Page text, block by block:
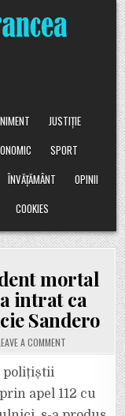
JUSTIȚIE
SPORT
ÎNVĂȚĂMÂNT
OPINII
COOKIES
mortal
intrat ca
Sandero
A COMMENTON
VIDEO
LA
TULNICI.
polițiștii
apel 112 cu